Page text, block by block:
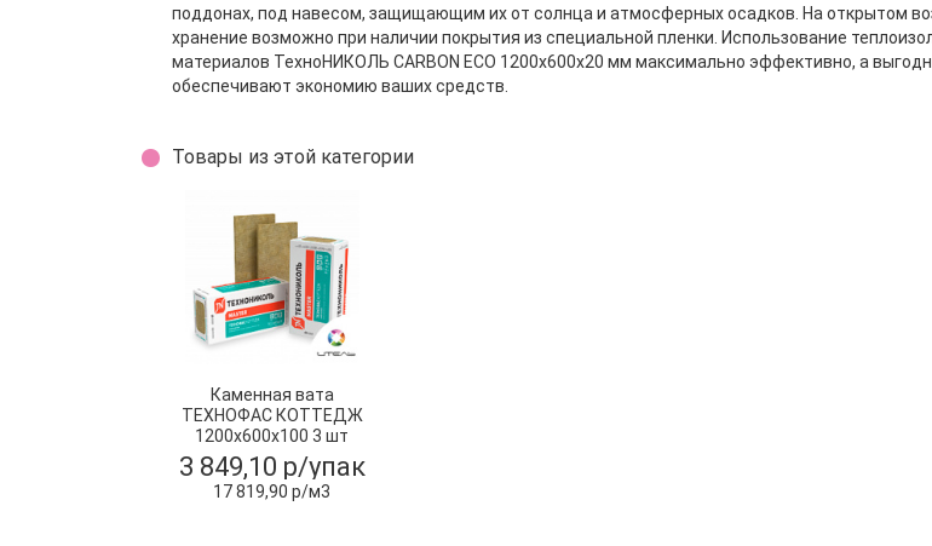
поддонах, под навесом, защищающим их от солнца и атмосферных осадков. На открытом
хранение возможно при наличии покрытия из специальной пленки. Использование
материалов ТехноНИКОЛЬ CARBON ECO 1200x600x20 мм максимально эффективно, а
обеспечивают экономию ваших средств.
Товары из этой категории
Каменная вата
ТЕХНОФАС КОТТЕДЖ
1200х600х100 3 шт
,0,216 м3
3 849,10 р/упак
17 819,90 р/м3